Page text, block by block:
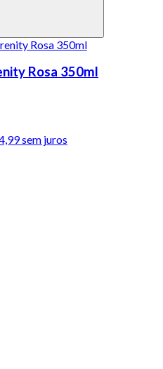
Rosa 350ml
sem juros